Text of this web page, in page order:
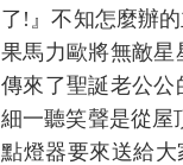
了!』不知怎麼辦
果馬力歐將無敵
傳來了聖誕老公
細一聽笑聲是從屋
點燈器要來送給